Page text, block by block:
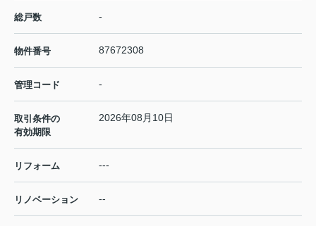
総戸数 -
物件番号 87672308
管理コード -
取引条件の
有効期限
2026年08月10日
リフォーム ---
リノベーション --